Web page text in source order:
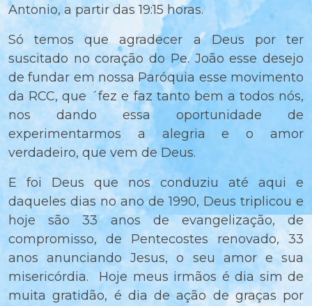
Antonio, a partir das 19:15 horas.
Só temos que agradecer a Deus por ter
suscitado no coração do Pe. João esse desejo
de fundar em nossa Paróquia esse movimento
da RCC, que ´fez e faz tanto bem a todos nós,
nos dando essa oportunidade de
experimentarmos a alegria e o amor
verdadeiro, que vem de Deus.
E foi Deus que nos conduziu até aqui e
daqueles dias no ano de 1990, Deus triplicou e
hoje são 33 anos de evangelização, de
compromisso, de Pentecostes renovado, 33
anos anunciando Jesus, o seu amor e sua
misericórdia. Hoje meus irmãos é dia sim de
muita gratidão, é dia de ação de graças por